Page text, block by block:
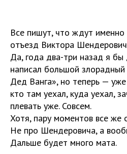
Все пишут, что ждут именно
отъезд Виктора
Да, года два-три назад я бы
написал большой
Дед Ванга», но теперь — уже
кто там уехал, куда уехал,
плевать уже. Совсем.
Хотя, пару моментов все же
Не про Шендеровича, а
Дальше будeт много мата.